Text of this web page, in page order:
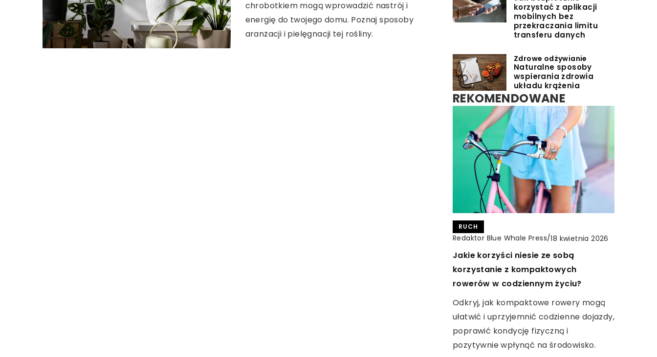
chrobotkiem mogą wprowadzić nastrój i
energię do twojego domu. Poznaj sposoby
aranżacji i pielęgnacji tej rośliny.
korzystać z aplikacji
mobilnych bez
przekraczania limitu
transferu danych
Zdrowe odżywianie
Naturalne sposoby
wspierania zdrowia
układu krążenia
REKOMENDOWANE
INNE
Redaktor Blue Whale Press/1 lutego 2024
Jak wybierać akcesoria do laptopów
serii Lenovo ThinkPad X?
Przewodnik po wyborze akcesoriów do
twojego laptopa Lenovo ThinkPad X, z
uwzględnieniem różnych modeli i
specyfikacji dla zapewnienia najwyższej
wydajności i efektywności.
RUCH
Redaktor Blue Whale Press/18 kwietnia 2026
Jakie korzyści niesie ze sobą
korzystanie z kompaktowych
rowerów w codziennym życiu?
Odkryj, jak kompaktowe rowery mogą
ułatwić i uprzyjemnić codzienne dojazdy,
poprawić kondycję fizyczną i
pozytywnie wpłynąć na środowisko.
INNE
Redaktor Blue Whale Press/13 lipca 2024
Jak wybrać doskonałe usługi
stomatologiczne – przewodnik dla
pacjenta
Dowiedz się, jak wybrać najlepszą
opiekę stomatologiczną zgodną z
Twoimi potrzebami zdrowotnymi i
estetycznymi. Wskazówki do wyboru